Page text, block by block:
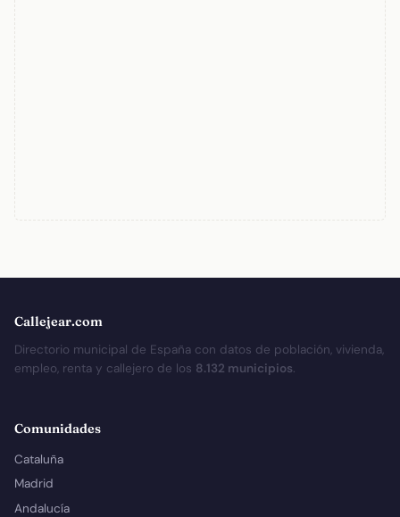
Callejear.com
Directorio municipal de España con datos de población, vivienda,
empleo, renta y callejero de los 8.132 municipios.
Comunidades
Cataluña
Madrid
Andalucía